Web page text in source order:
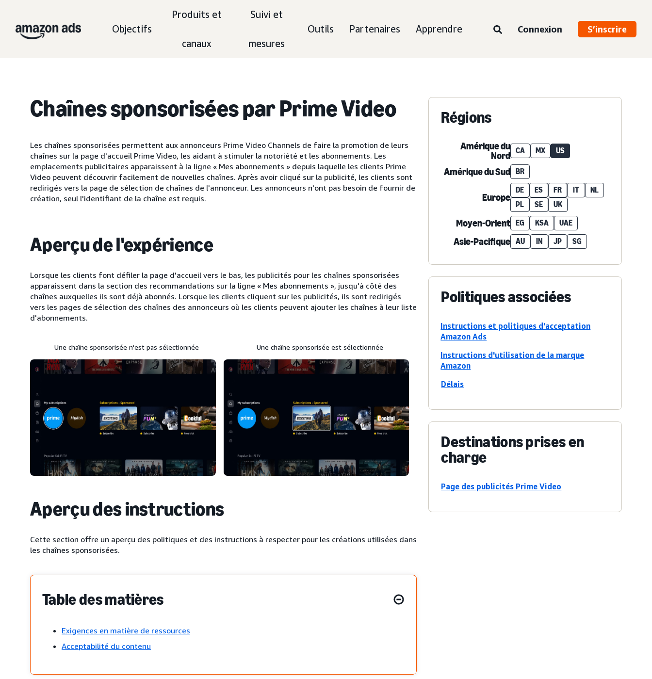
Objectifs
Produits et
canaux
Suivi et
mesures
Outils Partenaires Apprendre Connexion S’inscrire
Chaînes sponsorisées par Prime Video
Les chaînes sponsorisées permettent aux annonceurs Prime Video Channels de faire la promotion de leurs
chaînes sur la page d'accueil Prime Video, les aidant à stimuler la notoriété et les abonnements. Les
emplacements publicitaires apparaissent à la ligne « Mes abonnements » depuis laquelle les clients Prime
Video peuvent découvrir facilement de nouvelles chaînes. Après avoir cliqué sur la publicité, les clients sont
redirigés vers la page de sélection de chaînes de l'annonceur. Les annonceurs n'ont pas besoin de fournir de
création, seul l'identifiant de la chaîne est requis.
Aperçu de l'expérience
Lorsque les clients font défiler la page d'accueil vers le bas, les publicités pour les chaînes sponsorisées
apparaissent dans la section des recommandations sur la ligne « Mes abonnements », jusqu'à côté des
chaînes auxquelles ils sont déjà abonnés. Lorsque les clients cliquent sur les publicités, ils sont redirigés
vers les pages de sélection des chaînes des annonceurs où les clients peuvent ajouter les chaînes à leur liste
d'abonnements.
Une chaîne sponsorisée n'est pas sélectionnée Une chaîne sponsorisée est sélectionnée
Aperçu des instructions
Cette section offre un aperçu des politiques et des instructions à respecter pour les créations utilisées dans
les chaînes sponsorisées.
Table des matières
Exigences en matière de ressources
Acceptabilité du contenu
Régions
Amérique du
Nord CA MX US
Amérique du Sud BR
Europe
DE ES FR IT
NL
PL
SE UK
Moyen-Orient EG KSA UAE
Asie-Pacifique AU IN JP SG
Politiques associées
Instructions et politiques d'acceptation
Amazon Ads
Instructions d'utilisation de la marque
Amazon
Délais
Destinations prises en
charge
Page des publicités Prime Video